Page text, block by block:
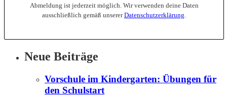
Abmeldung ist jederzeit möglich. Wir verwenden deine Daten
ausschließlich gemäß unsererDatenschutzerklärung
Neue Beiträge
Vorschule im Kindergarten: Übungen für
den Schulstart